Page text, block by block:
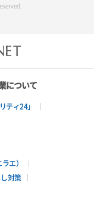
について
ティ24」
エ）
対策